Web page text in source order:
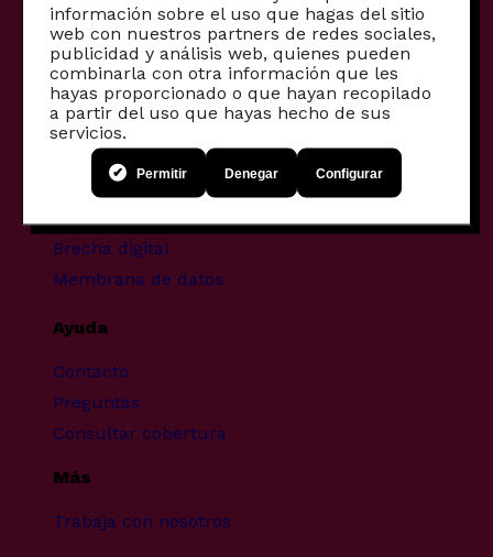
información sobre el uso que hagas del sitio
web con nuestros partners de redes sociales,
publicidad y análisis web, quienes pueden
combinarla con otra información que les
hayas proporcionado o que hayan recopilado
a partir del uso que hayas hecho de sus
servicios.
Permitir Denegar Configurar
Otros productos
Productos para empresas
Fibra comunitaria
Móviles reacondicionados
Proyectos transformadores
Brecha digital
Membrana de datos
Ayuda
Contacto
Preguntas
Consultar cobertura
Más
Trabaja con nosotros